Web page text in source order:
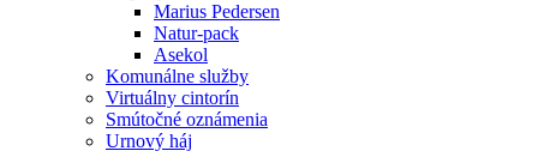
Marius Pedersen
Natur-pack
Asekol
Komunálne služby
Virtuálny cintorín
Smútočné oznámenia
Urnový háj